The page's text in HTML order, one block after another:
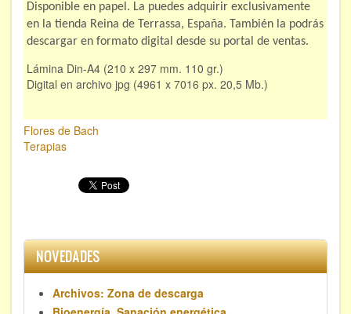
Disponible en papel. La puedes adquirir exclusivamente
en la tienda Reina de Terrassa, España. También la podrás
descargar en formato digital desde su portal de ventas.
Lámina Din-A4 (210 x 297 mm. 110 gr.)
Digital en archivo jpg (4961 x 7016 px. 20,5 Mb.)
Flores de Bach
Terapias
NOVEDADES
Archivos: Zona de descarga